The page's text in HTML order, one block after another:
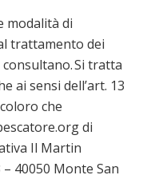
modalità di
trattamento dei
Si tratta
ai sensi dell’art. 13
che
di
Il Martin
40050 Monte San